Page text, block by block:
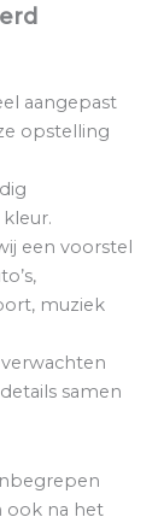
aangepast
opstelling
een voorstel
muziek
samen
ook na het